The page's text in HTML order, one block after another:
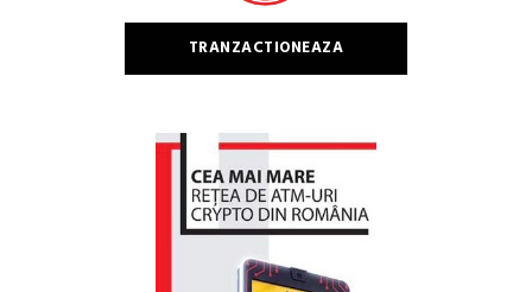
TRANZACTIONEAZA